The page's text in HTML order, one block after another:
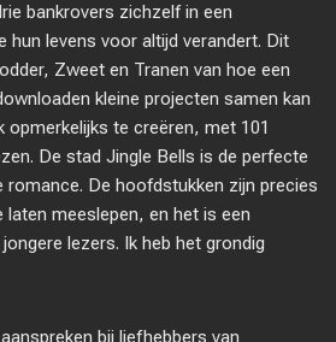
bankrovers zichzelf in een
hun levens voor altijd verandert. Dit
Zweet en Tranen van hoe een
kleine projecten samen kan
opmerkelijks te creëren, met 101
De stad Jingle Bells is de perfecte
De hoofdstukken zijn precies
meeslepen, en het is een
lezers. Ik heb het grondig
bij liefhebbers van